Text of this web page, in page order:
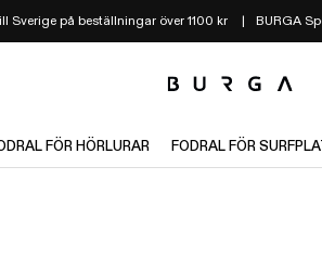
Sverige på beställningar över 1100 kr BURGA
FÖR HÖRLURAR FODRAL FÖR